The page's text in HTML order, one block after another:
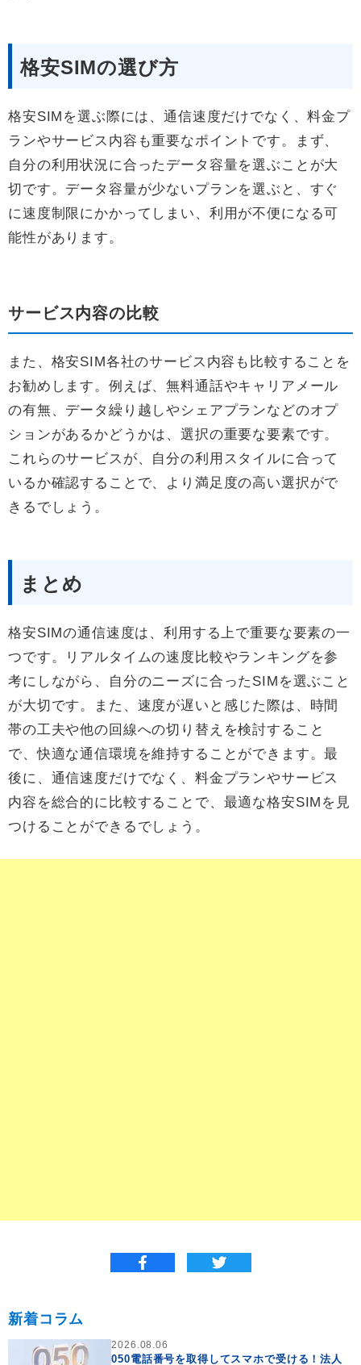
格安SIMの選び方
格安SIMを選ぶ際には、通信速度だけでなく、料金プ
ランやサービス内容も重要なポイントです。まず、
自分の利用状況に合ったデータ容量を選ぶことが大
切です。データ容量が少ないプランを選ぶと、すぐ
に速度制限にかかってしまい、利用が不便になる可
能性があります。
サービス内容の比較
また、格安SIM各社のサービス内容も比較することを
お勧めします。例えば、無料通話やキャリアメール
の有無、データ繰り越しやシェアプランなどのオプ
ションがあるかどうかは、選択の重要な要素です。
これらのサービスが、自分の利用スタイルに合って
いるか確認することで、より満足度の高い選択がで
きるでしょう。
まとめ
格安SIMの通信速度は、利用する上で重要な要素の一
つです。リアルタイムの速度比較やランキングを参
考にしながら、自分のニーズに合ったSIMを選ぶこと
が大切です。また、速度が遅いと感じた際は、時間
帯の工夫や他の回線への切り替えを検討すること
で、快適な通信環境を維持することができます。最
後に、通信速度だけでなく、料金プランやサービス
内容を総合的に比較することで、最適な格安SIMを見
つけることができるでしょう。
新着コラム
2026.08.06
050電話番号を取得してスマホで受ける！法人